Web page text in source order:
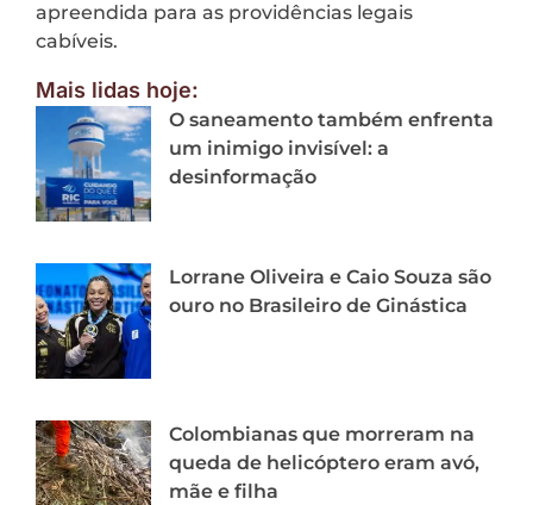
apreendida para as providências legais
cabíveis.
Mais lidas hoje:
O saneamento também enfrenta
um inimigo invisível: a
desinformação
Lorrane Oliveira e Caio Souza são
ouro no Brasileiro de Ginástica
Colombianas que morreram na
queda de helicóptero eram avó,
mãe e filha